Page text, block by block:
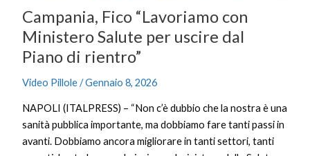
Campania, Fico “Lavoriamo con
Ministero Salute per uscire dal
Piano di rientro”
Video Pillole/Gennaio 8, 2026
NAPOLI (ITALPRESS) – “Non c’è dubbio che la nostra è una
sanità pubblica importante, ma dobbiamo fare tanti passi in
avanti. Dobbiamo ancora migliorare in tanti settori, tanti
di
rientro”